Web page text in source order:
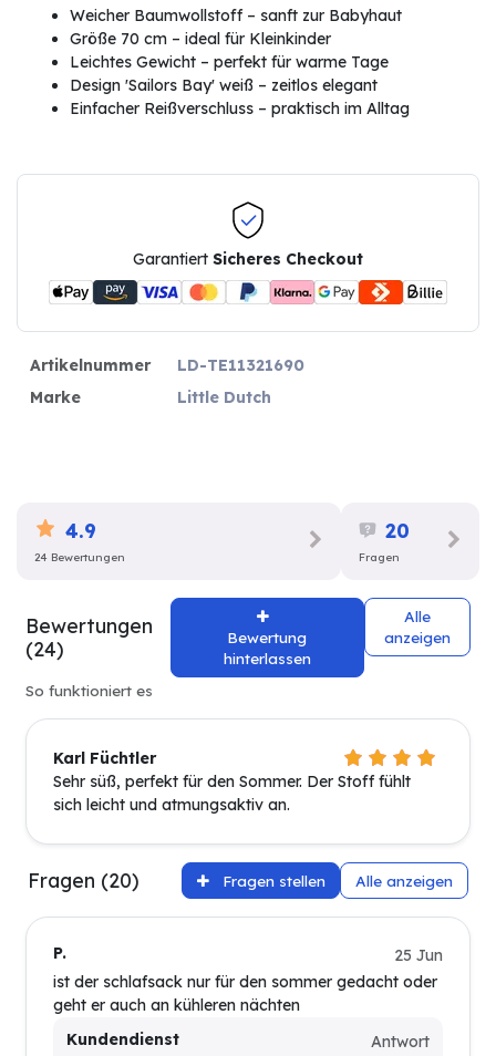
Weicher Baumwollstoff – sanft zur Babyhaut
Größe 70 cm – ideal für Kleinkinder
Leichtes Gewicht – perfekt für warme Tage
Design 'Sailors Bay' weiß – zeitlos elegant
Einfacher Reißverschluss – praktisch im Alltag
Garantiert Sicheres Checkout
Artikelnummer
LD-TE11321690
Marke
Little Dutch
4.9
24 Bewertungen
20
Fragen
Bewertungen
(24)
Bewertung
hinterlassen
Alle
anzeigen
So funktioniert es
Karl Füchtler
Sehr süß, perfekt für den Sommer. Der Stoff fühlt
sich leicht und atmungsaktiv an.
Fragen (20) Fragen stellen Alle anzeigen
P.
25 Jun
ist der schlafsack nur für den sommer gedacht oder
geht er auch an kühleren nächten
Kundendienst
Antwort